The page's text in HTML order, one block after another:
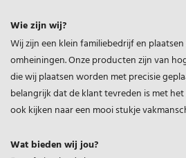
Wie zijn wij?
Wij zijn een klein familiebedrijf en
omheiningen. Onze producten zijn van
die wij plaatsen worden met precisie
belangrijk dat de klant tevreden is met
ook kijken naar een mooi stukje
Wat bieden wij jou?